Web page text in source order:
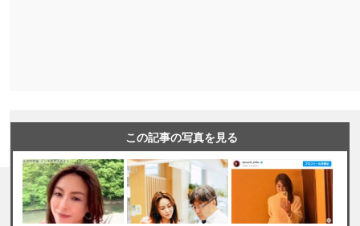
この記事の写真を見る